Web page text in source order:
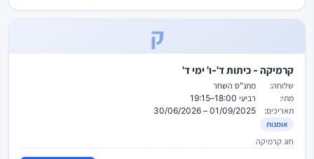
ק
קרמיקה - כיתות ד'-ו' ימי ד'
שלוחה:
מתנ"ס השחר
מתי:
רביעי 18:00–19:15
תאריכים:
01/09/2025 – 30/06/2026
אומנות
חוג קרמיקה